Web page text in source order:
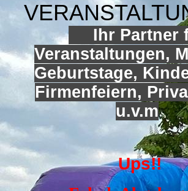
Ihr Partner
Veranstaltungen,
Geburtstage,
Firmenfeiern,
u.v.m
Ups!!